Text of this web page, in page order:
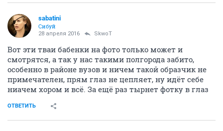
sabatini
Сибуй
28 апреля 2016 SkwоT
Вот эти тваи бабенки на фото только может и
смотрятся, а так у нас такими полгорода забито,
особенно в районе вузов и ничем такой образчик не
примечателен, прям глаз не цепляет, ну идёт себе
ниачем хором и всё. За ещё раз тырнет фотку в глаз
ОТВЕТИТЬ